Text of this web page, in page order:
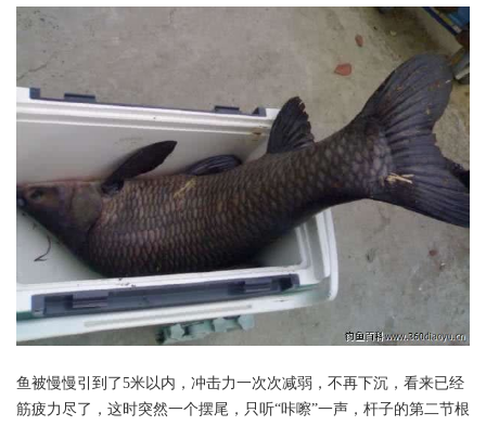
鱼被慢慢引到了5米以内，冲击力一次次减弱，不再下沉，看来已经
筋疲力尽了，这时突然一个摆尾，只听“咔嚓”一声，杆子的第二节根